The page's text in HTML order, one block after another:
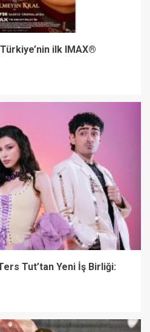
ilk IMAX®
Tut’tan Yeni İş Birliği: